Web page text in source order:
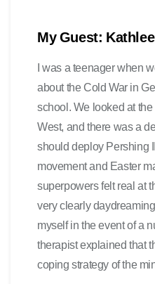
My Guest:
I was a teenager when
about the Cold War in
school. We looked at
West, and there was a
should deploy Pershing
movement and Easter
superpowers felt real at
very clearly
myself in the event of a
therapist explained that
coping strategy of the